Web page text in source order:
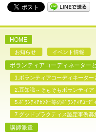
HOME
お知らせ イベント情報
ボランティアコーディネーター
1.ボランティアコーディネーター
2.豆知識～そもそもボランティア
5.ﾎﾞﾗﾝﾃｨｱｾﾝﾀｰ等のﾎﾞﾗﾝﾃｨｱｺｰﾃﾞ
7.グッドプラクティス認定事例募
講師派遣